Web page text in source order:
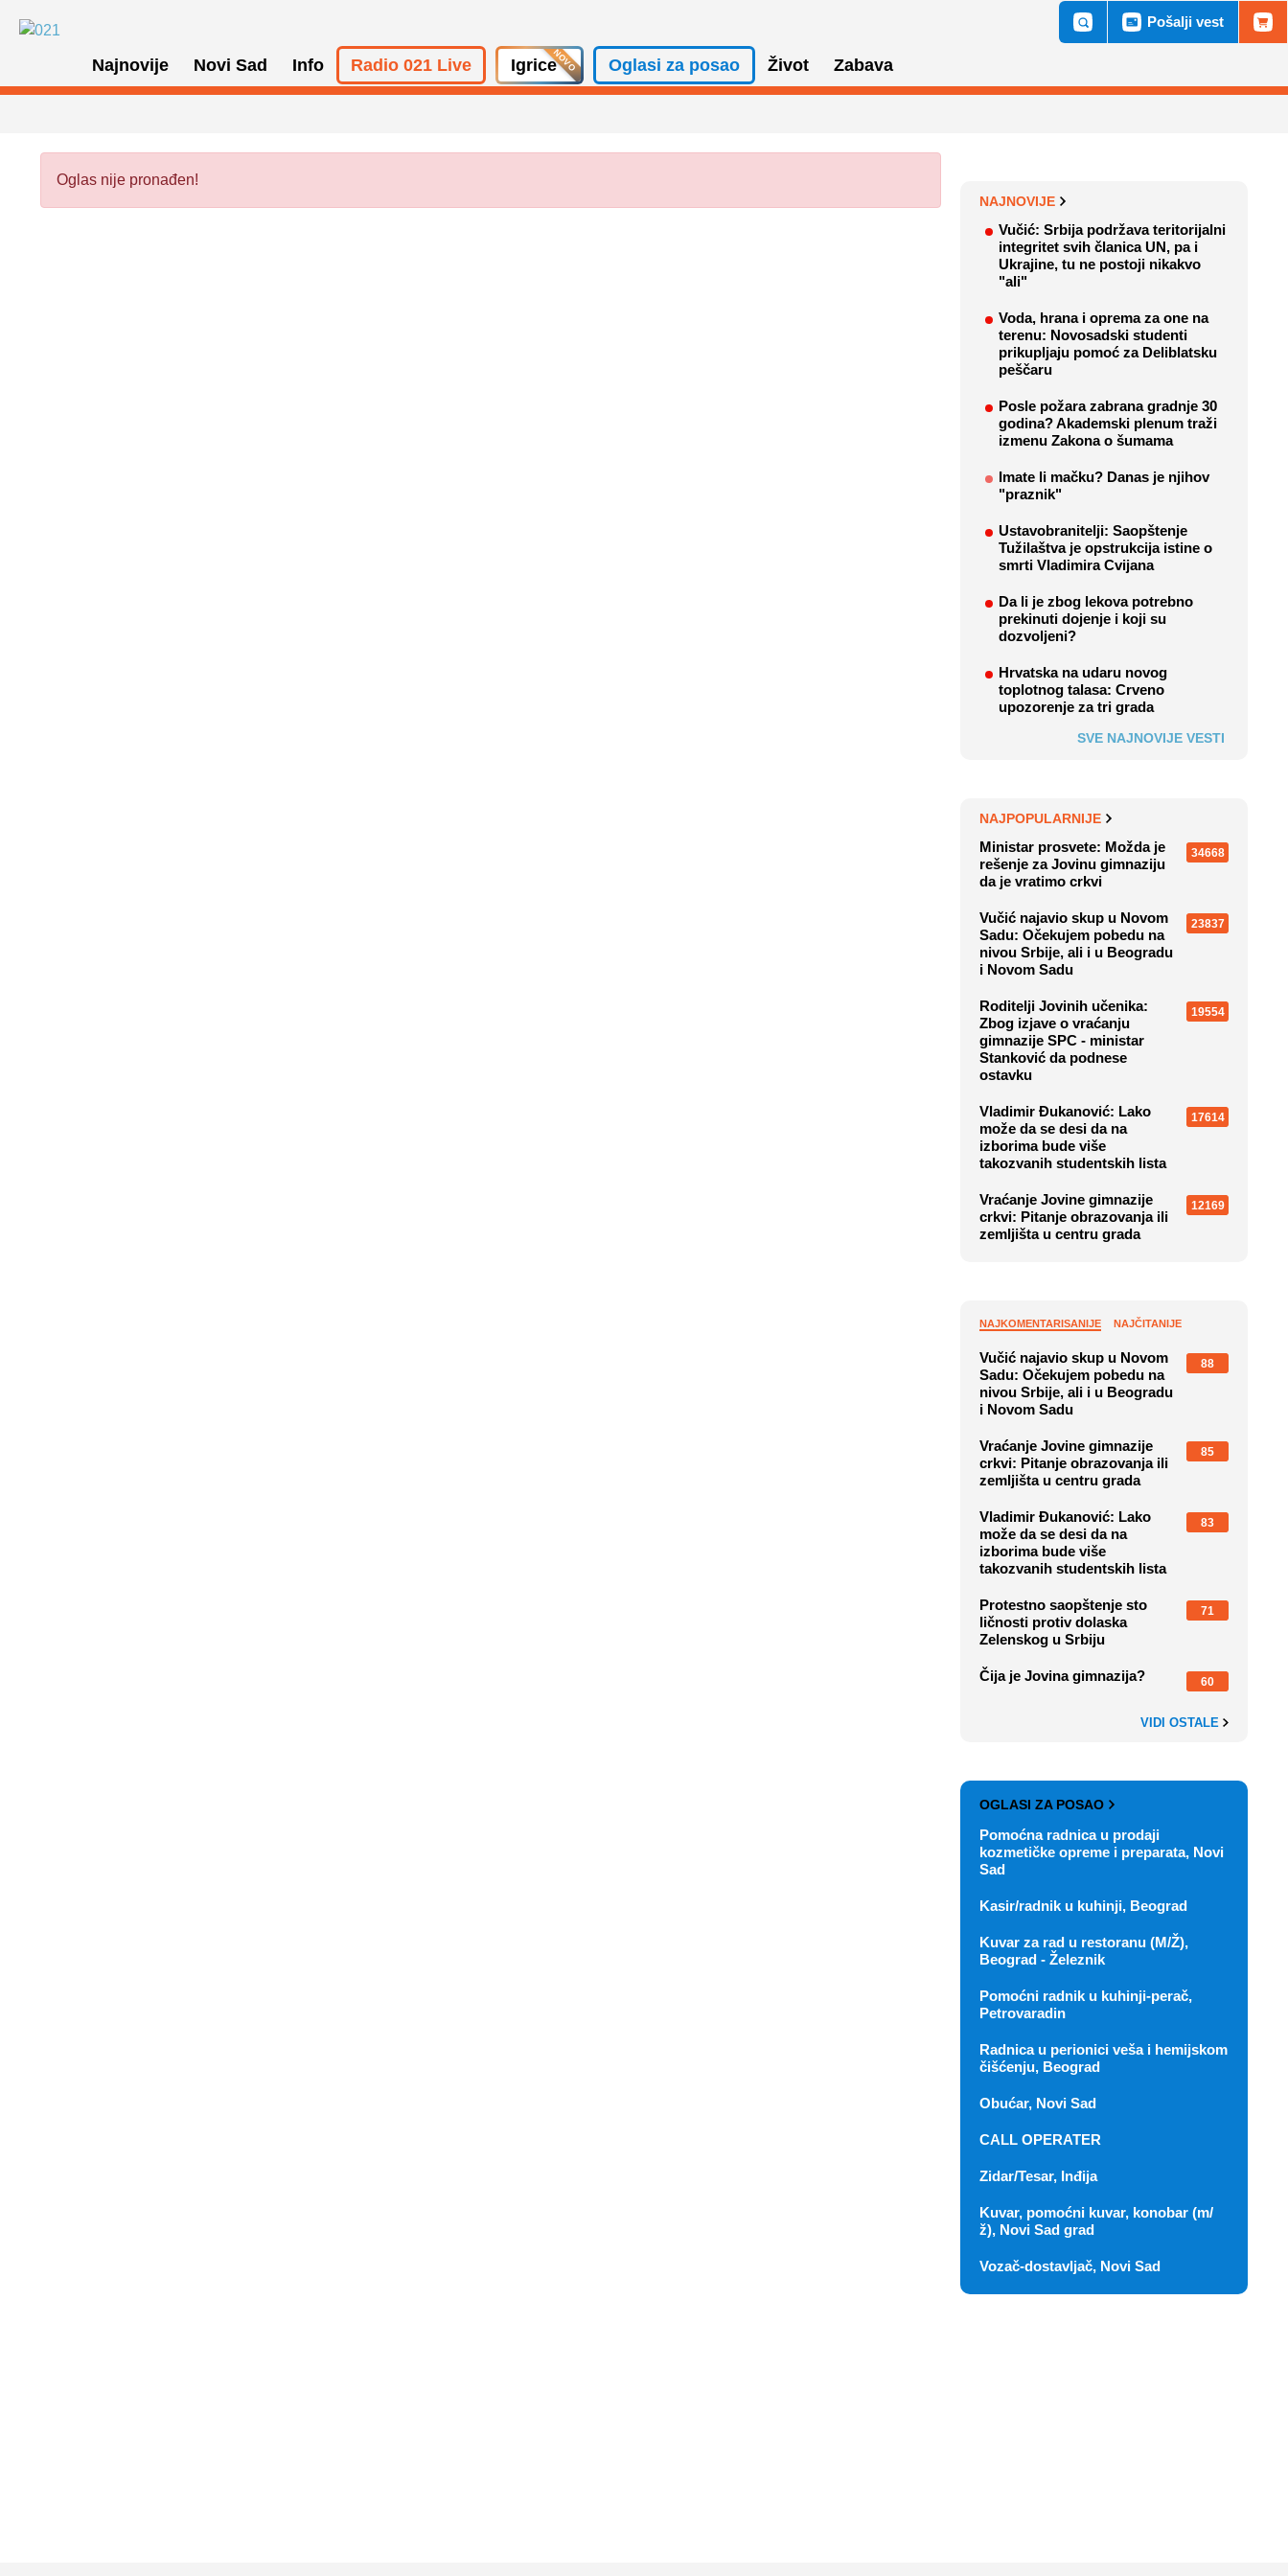
Najnovije Novi Sad Info Radio 021 Live Igrice Oglasi za posao Život Zabava
Pošalji vest
Oglas nije pronađen!
NAJNOVIJE
Vučić: Srbija podržava teritorijalni
integritet svih članica UN, pa i
Ukrajine, tu ne postoji nikakvo
"ali"
Voda, hrana i oprema za one na
terenu: Novosadski studenti
prikupljaju pomoć za Deliblatsku
peščaru
Posle požara zabrana gradnje 30
godina? Akademski plenum traži
izmenu Zakona o šumama
Imate li mačku? Danas je njihov
"praznik"
Ustavobranitelji: Saopštenje
Tužilaštva je opstrukcija istine o
smrti Vladimira Cvijana
Da li je zbog lekova potrebno
prekinuti dojenje i koji su
dozvoljeni?
Hrvatska na udaru novog
toplotnog talasa: Crveno
upozorenje za tri grada
SVE NAJNOVIJE VESTI
NAJPOPULARNIJE
Ministar prosvete: Možda je
rešenje za Jovinu gimnaziju
da je vratimo crkvi
34668
Vučić najavio skup u Novom
Sadu: Očekujem pobedu na
nivou Srbije, ali i u Beogradu
i Novom Sadu
23837
Roditelji Jovinih učenika:
Zbog izjave o vraćanju
gimnazije SPC - ministar
Stanković da podnese
ostavku
19554
Vladimir Đukanović: Lako
može da se desi da na
izborima bude više
takozvanih studentskih lista
17614
Vraćanje Jovine gimnazije
crkvi: Pitanje obrazovanja ili
zemljišta u centru grada
12169
NAJKOMENTARISANIJE NAJČITANIJE
Vučić najavio skup u Novom
Sadu: Očekujem pobedu na
nivou Srbije, ali i u Beogradu
i Novom Sadu
88
Vraćanje Jovine gimnazije
crkvi: Pitanje obrazovanja ili
zemljišta u centru grada
85
Vladimir Đukanović: Lako
može da se desi da na
izborima bude više
takozvanih studentskih lista
83
Protestno saopštenje sto
ličnosti protiv dolaska
Zelenskog u Srbiju
71
Čija je Jovina gimnazija? 60
VIDI OSTALE
OGLASI ZA POSAO
Pomoćna radnica u prodaji
kozmetičke opreme i preparata, Novi
Sad
Kasir/radnik u kuhinji, Beograd
Kuvar za rad u restoranu (M/Ž),
Beograd - Železnik
Pomoćni radnik u kuhinji-perač,
Petrovaradin
Radnica u perionici veša i hemijskom
čišćenju, Beograd
Obućar, Novi Sad
CALL OPERATER
Zidar/Tesar, Inđija
Kuvar, pomoćni kuvar, konobar (m/
ž), Novi Sad grad
Vozač-dostavljač, Novi Sad